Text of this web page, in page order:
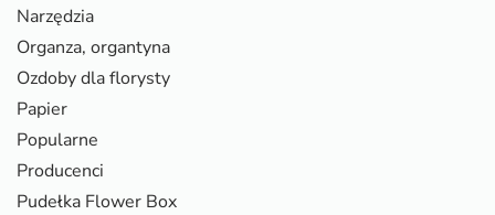
Narzędzia
Organza, organtyna
Ozdoby dla florysty
Papier
Popularne
Producenci
Pudełka Flower Box